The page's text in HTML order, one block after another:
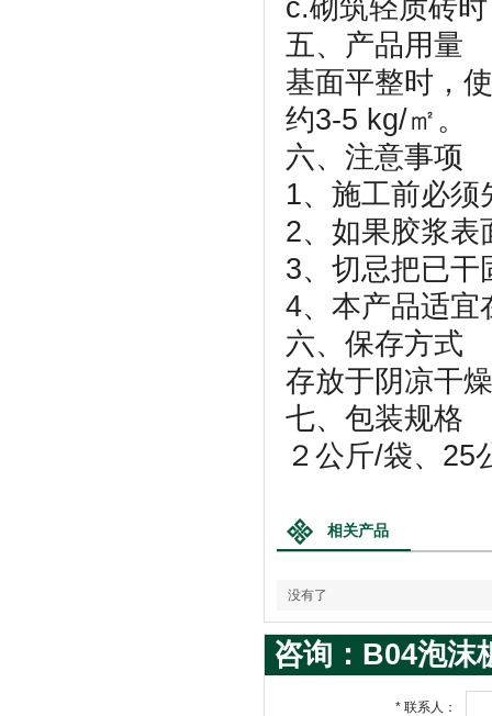
c.砌筑轻质砖
五、产品用量
基面平整时，
约3-5 kg/㎡。
六、注意事项
1、施工前必须
2、如果胶浆表
3、切忌把已干
4、本产品适
六、保存方式
存放于阴凉干
七、包装规
２公斤/袋、25
相关产品
没有了
咨询：B04泡沫
* 联系人：